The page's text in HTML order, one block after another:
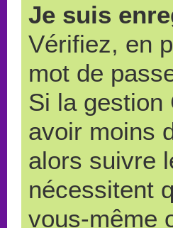
Je suis
Vérifiez, en
mot de
Si la gestion
avoir moins
alors suivre
nécessitent
vous-même